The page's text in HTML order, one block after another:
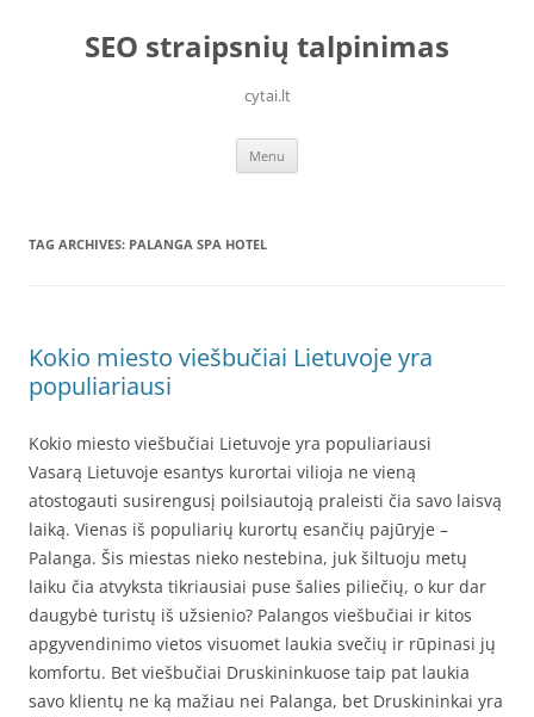
contentSEO straipsnių talpinimas
cytai.lt
Menu
TAG ARCHIVES: PALANGA SPA HOTEL
Kokio miesto viešbučiai Lietuvoje yra
populiariausi
Kokio miesto viešbučiai Lietuvoje yra populiariausi
Vasarą Lietuvoje esantys kurortai vilioja ne vieną
atostogauti susirengusį poilsiautoją praleisti čia savo laisvą
laiką. Vienas iš populiarių kurortų esančių pajūryje –
Palanga. Šis miestas nieko nestebina, juk šiltuoju metų
laiku čia atvyksta tikriausiai puse šalies piliečių, o kur dar
daugybė turistų iš užsienio? Palangos viešbučiai ir kitos
apgyvendinimo vietos visuomet laukia svečių ir rūpinasi jų
komfortu. Bet viešbučiai Druskininkuose taip pat laukia
savo klientų ne ką mažiau nei Palanga, bet Druskininkai yra